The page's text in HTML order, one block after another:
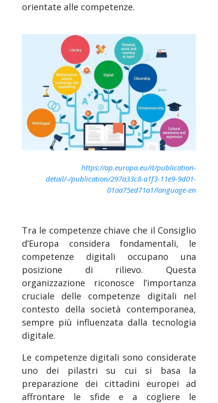
orientate alle competenze.
https://op.europa.eu/it/publication-
detail/-/publication/297a33c8-a1f3-11e9-9d01-
01aa75ed71a1/language-en
Tra le competenze chiave che il Consiglio
d’Europa considera fondamentali, le
competenze digitali occupano una
posizione di rilievo. Questa
organizzazione riconosce l’importanza
cruciale delle competenze digitali nel
contesto della società contemporanea,
sempre più influenzata dalla tecnologia
digitale.
Le competenze digitali sono considerate
uno dei pilastri su cui si basa la
preparazione dei cittadini europei ad
affrontare le sfide e a cogliere le